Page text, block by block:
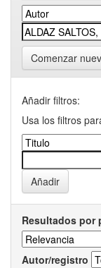
Comenzar
Añadir filtros:
Usa los filtros
Resultados por
Autor/registro